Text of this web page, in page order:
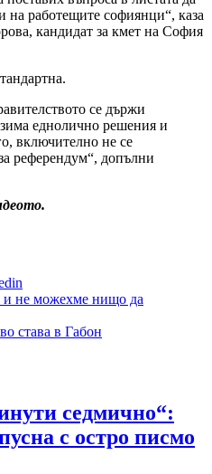
на работещите софиянци“, каза
кандидат за кмет на София
се държи
еднолично решения и
включително не се
референдум“, допълни
и не можехме нищо да
става в Габон
седмично“:
с остро писмо